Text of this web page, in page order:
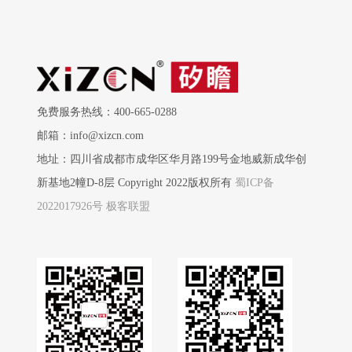
免费服务热线：400-665-0288
邮箱：info@xizcn.com
地址：四川省成都市成华区华月路199号金地威新成华创
新基地2幢D-8层 Copyright 2022版权所有蜀ICP备
2022017926号 极客联盟